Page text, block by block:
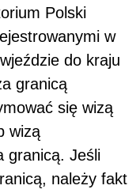
Polski
w
do kraju
granicą
się wizą
wizą
granicą. Jeśli
należy fakt